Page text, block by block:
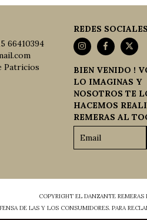
66410394
Patricios
REDES SOCIALES
BIEN VENIDO !
LO IMAGINAS Y
NOSOTROS TE
HACEMOS
REMERAS AL
COPYRIGHT EL DANZANTE
DE LAS Y LOS CONSUMIDORES. PARA